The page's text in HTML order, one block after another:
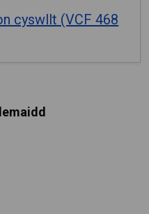
cyswllt (VCF 468